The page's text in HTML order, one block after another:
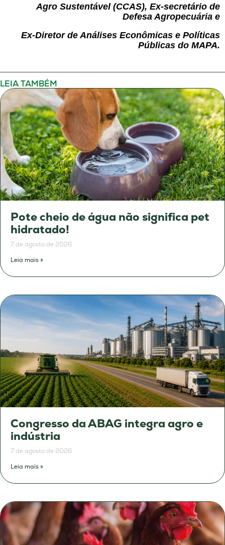
Agro Sustentável (CCAS), Ex-secretário de
Defesa Agropecuária e
Ex-Diretor de Análises Econômicas e Políticas
Públicas do MAPA.
LEIA TAMBÉM
Pote cheio de água não significa pet
hidratado!
7 de agosto de 2026
Leia mais »
Congresso da ABAG integra agro e
indústria
7 de agosto de 2026
Leia mais »